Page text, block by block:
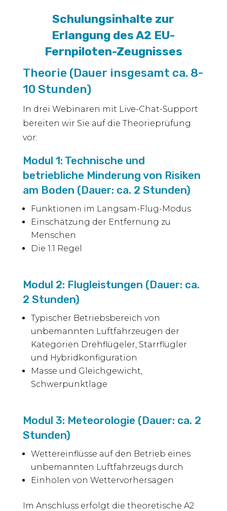
Schulungsinhalte zur
Erlangung des A2 EU-
Fernpiloten-Zeugnisses
Theorie (Dauer insgesamt ca. 8-
10 Stunden)
In drei Webinaren mit Live-Chat-Support
bereiten wir Sie auf die Theorieprüfung
vor:
Modul 1: Technische und
betriebliche Minderung von Risiken
am Boden (Dauer: ca. 2 Stunden)
Funktionen im Langsam-Flug-Modus
Einschätzung der Entfernung zu
Menschen
Die 1:1 Regel
Modul 2: Flugleistungen (Dauer: ca.
2 Stunden)
Typischer Betriebsbereich von
unbemannten Luftfahrzeugen der
Kategorien Drehflügeler, Starrflügler
und Hybridkonfiguration
Masse und Gleichgewicht,
Schwerpunktlage
Modul 3: Meteorologie (Dauer: ca. 2
Stunden)
Wettereinflüsse auf den Betrieb eines
unbemannten Luftfahrzeugs durch
Einholen von Wettervorhersagen
Im Anschluss erfolgt die theoretische A2